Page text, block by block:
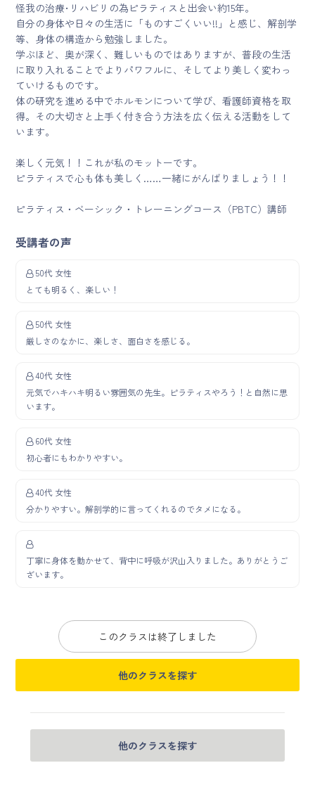
怪我の治療･リハビリの為ピラティスと出会い約15年。
自分の身体や日々の生活に「ものすごくいい!!」と感じ、解剖学
等、身体の構造から勉強しました。
学ぶほど、奥が深く、難しいものではありますが、普段の生活
に取り入れることでよりパワフルに、そしてより美しく変わっ
ていけるものです。
体の研究を進める中でホルモンについて学び、看護師資格を取
得。その大切さと上手く付き合う方法を広く伝える活動をして
います。
楽しく元気！！これが私のモットーです。
ピラティスで心も体も美しく……一緒にがんばりましょう！！
ピラティス・ベーシック・トレーニングコース（PBTC）講師
受講者の声
50代 女性
とても明るく、楽しい！
50代 女性
厳しさのなかに、楽しさ、面白さを感じる。
40代 女性
元気でハキハキ明るい雰囲気の先生。ピラティスやろう！と自然に思
います。
60代 女性
初心者にもわかりやすい。
40代 女性
分かりやすい。解剖学的に言ってくれるのでタメになる。
丁寧に身体を動かせて、背中に呼吸が沢山入りました。ありがとうご
ざいます。
このクラスは終了しました
他のクラスを探す
他のクラスを探す